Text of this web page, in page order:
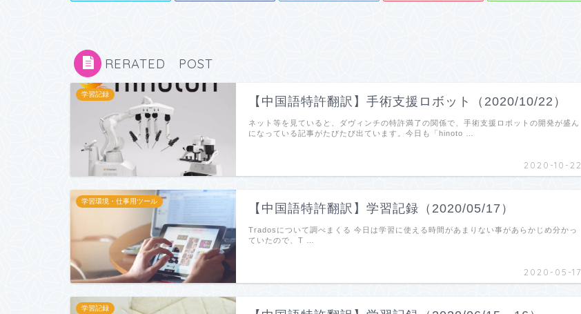
RERATED POST
学習記録
【中国語特許翻訳】手術支援ロボット（2020/10/22）
2020-10-22
ネット等を見ていると、ダヴィンチの特許満了の関係で、手術支援ロボットの開発が盛ん
になっている記事がたびたび出ています。今日も「hinoto …
学習環境・仕事用ツール
【中国語特許翻訳】学習記録（2020/05/17）
2020-05-17
Tradosについて調べまくる 今日は学習に使える時間があまりない事があらかじめ分かっ
ていたので、T …
学習記録